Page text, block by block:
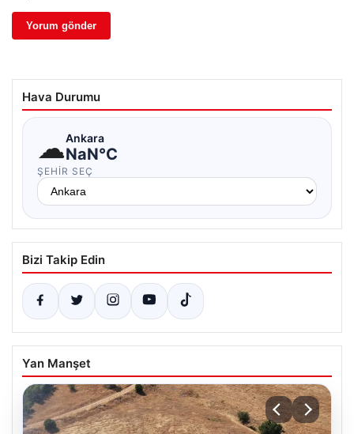
Hava Durumu
☁Ankara
NaN°C
ŞEHIR SEÇ
Bizi Takip Edin
Yan Manşet